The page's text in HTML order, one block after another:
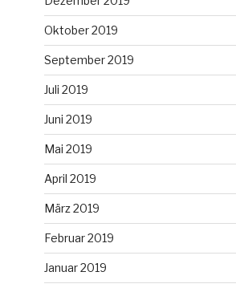
Oktober 2019
September 2019
Juli 2019
Juni 2019
Mai 2019
April 2019
März 2019
Februar 2019
Januar 2019